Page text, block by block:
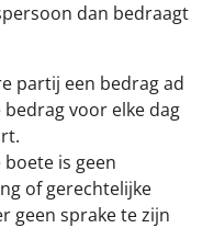
dan bedraagt
partij een bedrag ad
voor elke dag
is geen
of gerechtelijke
geen sprake te zijn